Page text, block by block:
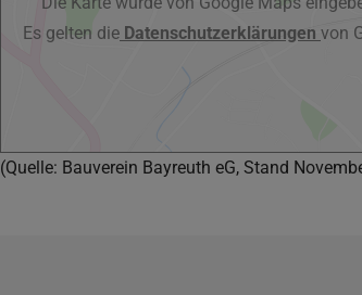
Es gelten die Datenschutzerklärungen von
(Quelle: Bauverein Bayreuth eG, Stand